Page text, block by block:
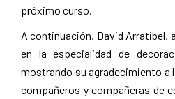
próximo curso.
A continuación, David Arratibel,
en la especialidad de
mostrando su agradecimiento a
compañeros y compañeras de